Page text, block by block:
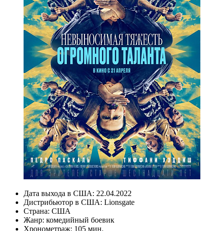
Дата выхода в США: 22.04.2022
Дистрибьютор в США: Lionsgate
Страна: США
Жанр: комедийный боевик
Хронометраж: 105 мин.